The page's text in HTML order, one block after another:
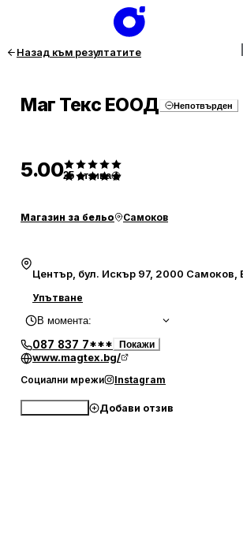
Назад към резултатите
Маг Текс ЕООД Непотвърден
5.0025 отзива
Магазин за бельо Самоков
Център, бул. Искър 97, 2000 Самоков,
Упътване
В момента:
087 837 7*** Покажи
www.magtex.bg/
Социални мрежи Instagram
Добави отзив